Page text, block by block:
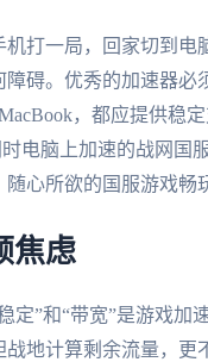
打一局，回家切到电
碍。优秀的加速器必
，都应提供稳
电脑上加速的战网国
心所欲的国服游戏畅
焦虑
”和“带宽”是游戏加
地计算剩余流量，更